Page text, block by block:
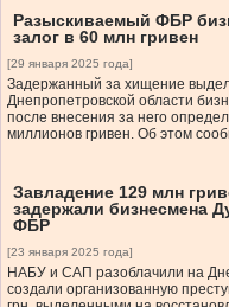
Разыскиваемый ФБР
залог в 60 млн гривен
[29 января 2025 года]
Задержанный за хищение
Днепропетровской области
после внесения за него
миллионов гривен. Об этом
Завладение 129 млн
задержали бизнесмена
ФБР
[23 января 2025 года]
НАБУ и САП разоблачили на
создали организованную